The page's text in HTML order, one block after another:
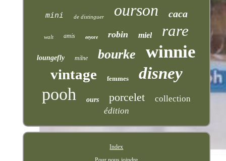
mini de distinguer ourson caca
walt amis eeyore robin miel rare
loungefly milne bourke winnie
vintage femmes disney
pooh ours porcelet
collection
édition
Index